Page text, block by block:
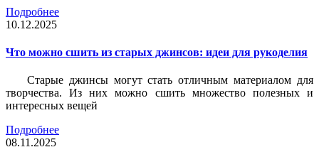
Подробнее
10.12.2025
Что можно сшить из старых джинсов: идеи для рукоделия
Старые джинсы могут стать отличным материалом для
творчества. Из них можно сшить множество полезных и
интересных вещей
Подробнее
08.11.2025